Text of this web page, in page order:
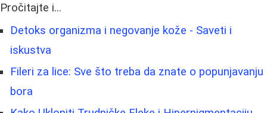
Pročitajte i...
Detoks organizma i negovanje kože - Saveti i
iskustva
Fileri za lice: Sve što treba da znate o popunjavanju
bora